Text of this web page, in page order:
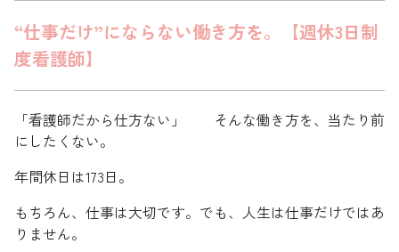
“仕事だけ”にならない働き方を。【週休3日制
度看護師】
「看護師だから仕方ない」 そんな働き方を、当たり前
にしたくない。
年間休日は173日。
もちろん、仕事は大切です。でも、人生は仕事だけではあ
りません。